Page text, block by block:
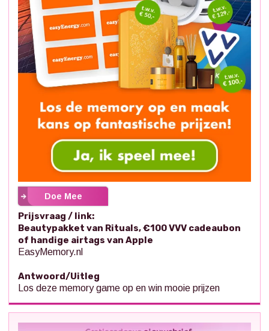
Doe Mee
Prijsvraag / link:
Beautypakket van Rituals, €100 VVV cadeaubon
of handige airtags van Apple
EasyMemory.nl
Antwoord/Uitleg
Los deze memory game op en win mooie prijzen